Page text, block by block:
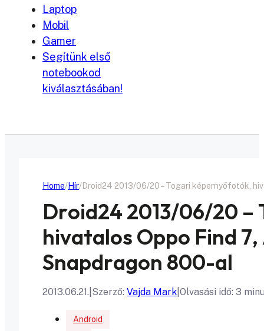
Laptop
Mobil
Gamer
Segítünk első
notebookod
kiválasztásában!
Home Hír Droid24 2013/06/20 – Togari képernyőfotók,
Droid24 2013/06/20
hivatalos Oppo Find
Snapdragon 800-al
2013.06.21. Szerző: Vajda Mark Olvasási idő: 3
Android